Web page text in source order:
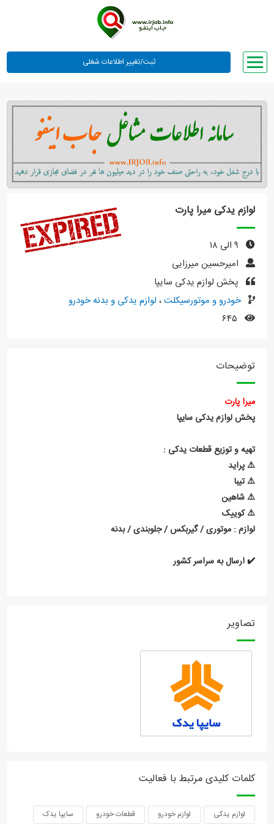
وبلاگ
معرفی ما
تعرفه ها
راهنما
ورود یا عضویت
لوازم یدکی میرا پارت
امیرحسین میرزایی
پخش لوازم یدکی سایپا
خودرو و موتورسیکلت، لوازم یدکی و بدنه خودرو
توضیحات
میرا پارت
پخش لوازم یدکی سایپا
تهیه و توزیع قطعات یدکی :
⚠️ پراید
⚠️ تیبا
⚠️ شاهین
⚠️ کوییک
لوازم : موتوری / گیربکس / جلوبندی / بدنه
✔️ ارسال به سراسر کشور
تصاویر
کلمات کلیدی مرتبط با فعالیت
لوازم یدکی لوازم خودرو قطعات خودرو سایپا یدک